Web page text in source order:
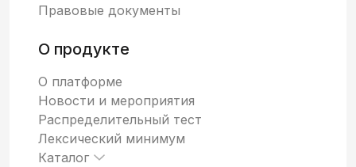
Правовые документы
О продукте
О платформе
Новости и мероприятия
Распределительный тест
Лексический минимум
Каталог